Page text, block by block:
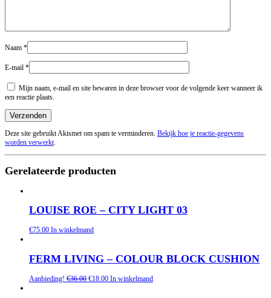
Naam *
E-mail *
Mijn naam, e-mail en site bewaren in deze browser voor de volgende keer wanneer ik
een reactie plaats.
Deze site gebruikt Akismet om spam te verminderen. Bekijk hoe je reactie-gegevens
worden verwerkt
Gerelateerde producten
LOUISE ROE – CITY LIGHT 03
€75.00 In winkelmand
FERM LIVING – COLOUR BLOCK CUSHION
Aanbieding! €36.00 €18.00 In winkelmand